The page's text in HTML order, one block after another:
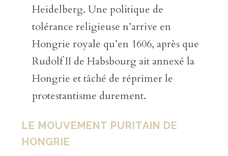
Heidelberg. Une politique de
tolérance religieuse n’arrive en
Hongrie royale qu’en 1606, après que
Rudolf II de Habsbourg ait annexé la
Hongrie et tâché de réprimer le
protestantisme durement.
LE MOUVEMENT PURITAIN DE
HONGRIE